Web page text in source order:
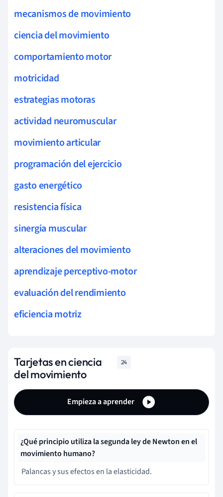
mecanismos de movimiento
ciencia del movimiento
comportamiento motor
motricidad
estrategias motoras
actividad neuromuscular
movimiento articular
programación del ejercicio
gasto energético
resistencia física
sinergia muscular
alteraciones del movimiento
aprendizaje perceptivo-motor
evaluación del rendimiento
eficiencia motriz
Tarjetas en ciencia
del movimiento
24
Empieza a aprender
¿Qué principio utiliza la segunda ley de Newton en el
movimiento humano?
Palancas y sus efectos en la elasticidad.